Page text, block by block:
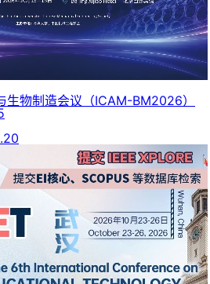
生物制造会议 （ICAM-BM2026）